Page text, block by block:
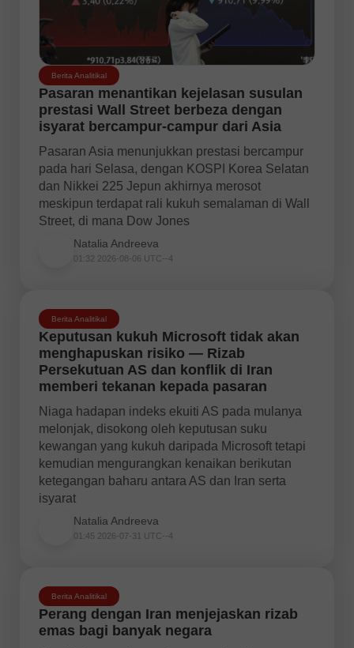
Berita Analitikal
Pasaran menantikan kejelasan susulan
prestasi Wall Street berbeza dengan
isyarat bercampur-campur dari Asia
Pasaran Asia menunjukkan prestasi bercampur
pada hari Selasa, dengan KOSPI Korea Selatan
dan Nikkei 225 Jepun akhirnya merosot
meskipun terdapat rali kukuh semalaman di Wall
Street, di mana Dow Jones
Natalia Andreeva
01:32 2026-08-06 UTC--4
Berita Analitikal
Keputusan kukuh Microsoft tidak akan
menghapuskan risiko — Rizab
Persekutuan AS dan konflik di Iran
memberi tekanan kepada pasaran
Niaga hadapan indeks ekuiti AS pada mulanya
melonjak, disokong oleh keputusan suku
kewangan yang kukuh daripada Microsoft tetapi
kemudian mengurangkan kenaikan berikutan
ketegangan baharu antara AS dan Iran serta
isyarat
Natalia Andreeva
01:45 2026-07-31 UTC--4
Berita Analitikal
Perang dengan Iran menjejaskan rizab
emas bagi banyak negara